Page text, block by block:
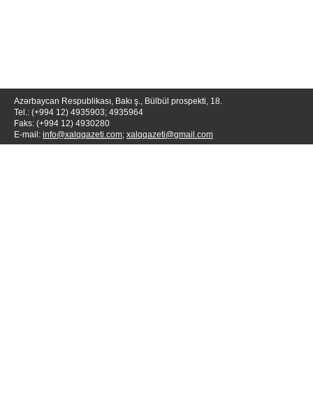
Azərbaycan Respublikası, Bakı ş., Bülbül prospekti, 18.
Tel.: (+994 12) 4935903; 4935964
Faks: (+994 12) 4930280
E-mail: info@xalqqazeti.com; xalqqazeti@gmail.com